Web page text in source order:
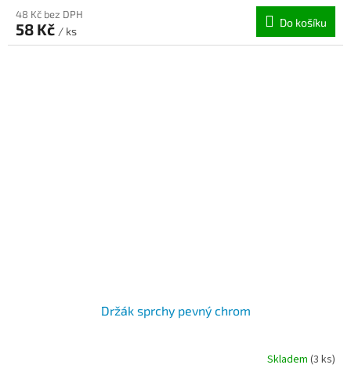
48 Kč bez DPH
58 Kč / ks
Do košíku
Držák sprchy pevný chrom
Skladem (3 ks)